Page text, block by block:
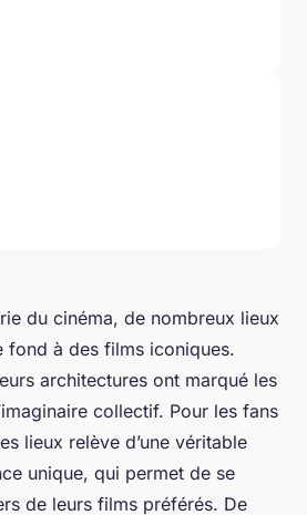
du cinéma, de nombreux lieux
fond à des films iconiques.
architectures ont marqué les
collectif. Pour les fans
lieux relève d’une véritable
unique, qui permet de se
de leurs films préférés. De